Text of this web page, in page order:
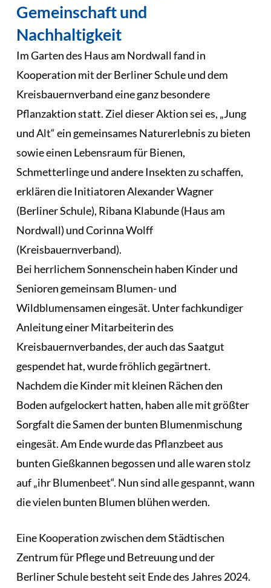
Gemeinschaft und
Nachhaltigkeit
Im Garten des Haus am Nordwall fand in
Kooperation mit der Berliner Schule und dem
Kreisbauernverband eine ganz besondere
Pflanzaktion statt. Ziel dieser Aktion sei es, „Jung
und Alt“ ein gemeinsames Naturerlebnis zu bieten
sowie einen Lebensraum für Bienen,
Schmetterlinge und andere Insekten zu schaffen,
erklären die Initiatoren Alexander Wagner
(Berliner Schule), Ribana Klabunde (Haus am
Nordwall) und Corinna Wolff
(Kreisbauernverband).
Bei herrlichem Sonnenschein haben Kinder und
Senioren gemeinsam Blumen- und
Wildblumensamen eingesät. Unter fachkundiger
Anleitung einer Mitarbeiterin des
Kreisbauernverbandes, der auch das Saatgut
gespendet hat, wurde fröhlich gegärtnert.
Nachdem die Kinder mit kleinen Rächen den
Boden aufgelockert hatten, haben alle mit größter
Sorgfalt die Samen der bunten Blumenmischung
eingesät. Am Ende wurde das Pflanzbeet aus
bunten Gießkannen begossen und alle waren stolz
auf „ihr Blumenbeet“. Nun sind alle gespannt, wann
die vielen bunten Blumen blühen werden.
Eine Kooperation zwischen dem Städtischen
Zentrum für Pflege und Betreuung und der
Berliner Schule besteht seit Ende des Jahres 2024.